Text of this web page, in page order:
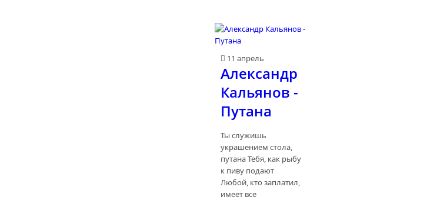
11 апрель
Александр
Кальянов -
Путана
Ты служишь
украшением стола,
путана Тебя, как рыбу
к пиву подают
Любой, кто заплатил,
имеет все